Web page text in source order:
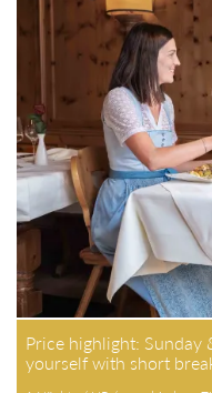
Price highlight: Sunday
yourself with short